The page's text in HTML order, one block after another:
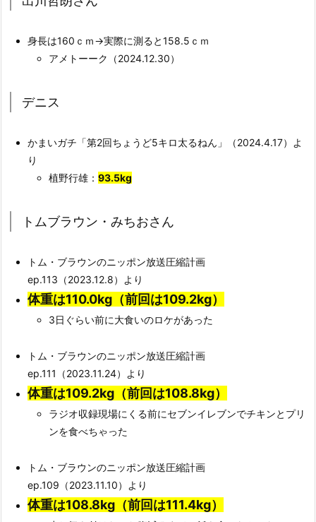
身長は160ｃｍ→実際に測ると158.5ｃｍ
アメトーーク（2024.12.30）
デニス
かまいガチ「第2回ちょうど5キロ太るねん」（2024.4.17）よ
り
植野行雄： 93.5kg
トムブラウン・みちおさん
トム・ブラウンのニッポン放送圧縮計画
ep.113（2023.12.8）より
体重は110.0kg（前回は109.2kg）
3日ぐらい前に大食いのロケがあった
トム・ブラウンのニッポン放送圧縮計画
ep.111（2023.11.24）より
体重は109.2kg（前回は108.8kg）
ラジオ収録現場にくる前にセブンイレブンでチキンとプリ
ンを食べちゃった
トム・ブラウンのニッポン放送圧縮計画
ep.109（2023.11.10）より
体重は108.8kg（前回は111.4kg）